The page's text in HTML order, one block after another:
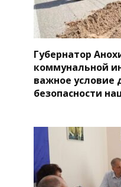
Губернатор
коммунальной
важное условие
безопасности